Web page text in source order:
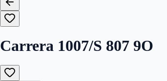
Carrera 1007/S 807 9O